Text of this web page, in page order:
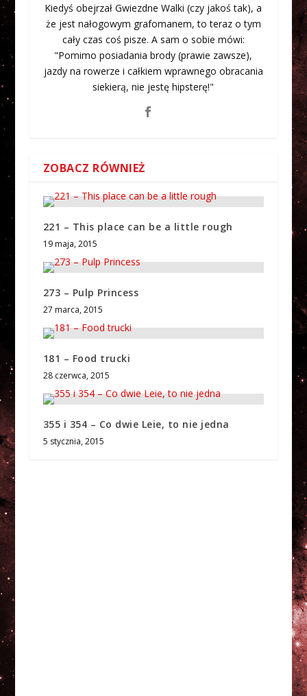
Kiedyś obejrzał Gwiezdne Walki (czy jakoś tak), a
że jest nałogowym grafomanem, to teraz o tym
cały czas coś pisze. A sam o sobie mówi:
"Pomimo posiadania brody (prawie zawsze),
jazdy na rowerze i całkiem wprawnego obracania
siekierą, nie jestę hipsterę!"
ZOBACZ RÓWNIEŻ
221 – This place can be a little rough
19 maja, 2015
273 – Pulp Princess
27 marca, 2015
181 – Food trucki
28 czerwca, 2015
355 i 354 – Co dwie Leie, to nie jedna
5 stycznia, 2015